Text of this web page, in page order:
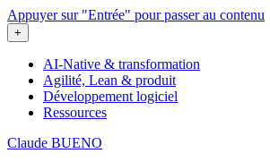
Appuyer sur "Entrée" pour passer au contenu
ouvrir
le
+
AI-Native & transformation
Agilité, Lean & produit
Développement logiciel
Ressources
Claude BUENO